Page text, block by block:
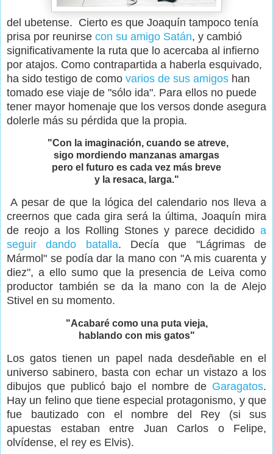
del ubetense. Cierto es que Joaquín tampoco tenía
prisa por reunirse con su amigo Satán, y cambió
significativamente la ruta que lo acercaba al infierno
por atajos. Como contrapartida a haberla esquivado,
ha sido testigo de como varios de sus amigos han
tomado ese viaje de "sólo ida". Para ellos no puede
tener mayor homenaje que los versos donde asegura
dolerle más su pérdida que la propia.
"Con la imaginación, cuando se atreve,
sigo mordiendo manzanas amargas
pero el futuro es cada vez más breve
y la resaca, larga."
A pesar de que la lógica del calendario nos lleva a
creernos que cada gira será la última, Joaquín mira
de reojo a los Rolling Stones y parece decidido a
seguir dando batalla. Decía que "Lágrimas de
Mármol" se podía dar la mano con "A mis cuarenta y
diez", a ello sumo que la presencia de Leiva como
productor también se da la mano con la de Alejo
Stivel en su momento.
"Acabaré como una puta vieja,
hablando con mis gatos"
Los gatos tienen un papel nada desdeñable en el
universo sabinero, basta con echar un vistazo a los
dibujos que publicó bajo el nombre de Garagatos.
Hay un felino que tiene especial protagonismo, y que
fue bautizado con el nombre del Rey (si sus
apuestas estaban entre Juan Carlos o Felipe,
olvídense, el rey es Elvis).